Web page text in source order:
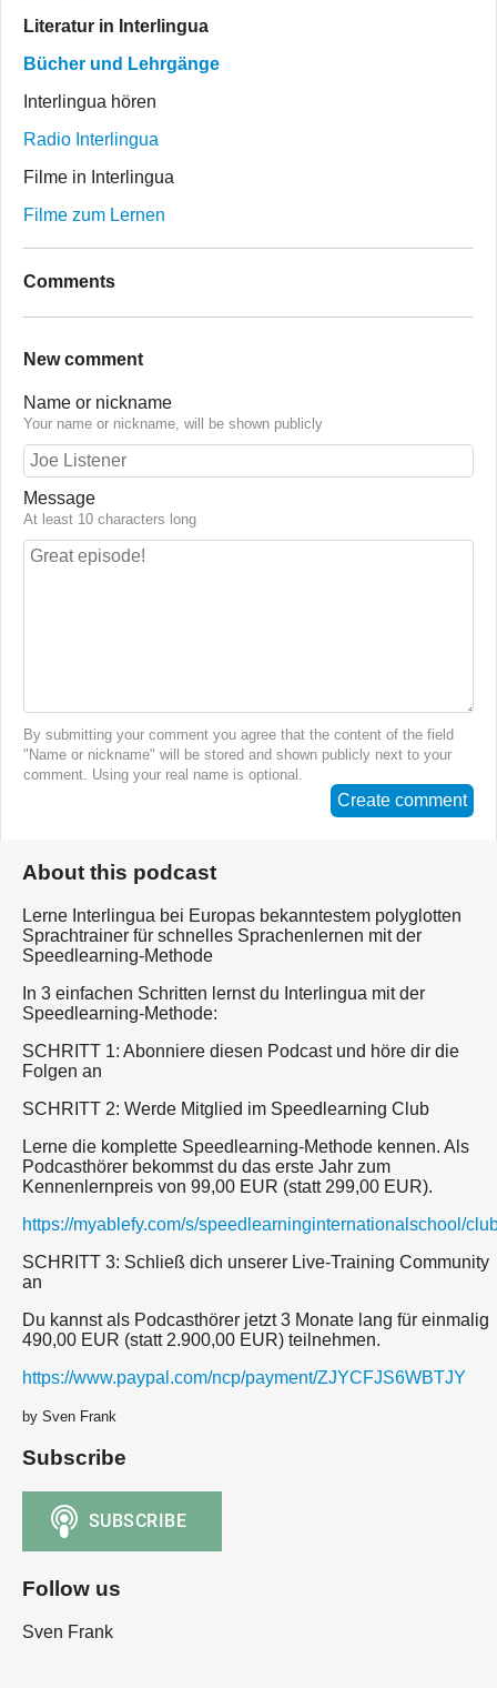
Literatur in Interlingua
Bücher und Lehrgänge
Interlingua hören
Radio Interlingua
Filme in Interlingua
Filme zum Lernen
Comments
New comment
Name or nickname
Your name or nickname, will be shown publicly
Message
At least 10 characters long
By submitting your comment you agree that the content of the field
"Name or nickname" will be stored and shown publicly next to your
comment. Using your real name is optional.
Create comment
About this podcast
Lerne Interlingua bei Europas bekanntestem polyglotten
Sprachtrainer für schnelles Sprachenlernen mit der
Speedlearning-Methode
In 3 einfachen Schritten lernst du Interlingua mit der
Speedlearning-Methode:
SCHRITT 1: Abonniere diesen Podcast und höre dir die
Folgen an
SCHRITT 2: Werde Mitglied im Speedlearning Club
Lerne die komplette Speedlearning-Methode kennen. Als
Podcasthörer bekommst du das erste Jahr zum
Kennenlernpreis von 99,00 EUR (statt 299,00 EUR).
https://myablefy.com/s/speedlearninginternationalschool/
SCHRITT 3: Schließ dich unserer Live-Training Community
an
Du kannst als Podcasthörer jetzt 3 Monate lang für einmalig
490,00 EUR (statt 2.900,00 EUR) teilnehmen.
https://www.paypal.com/ncp/payment/ZJYCFJS6WBTJY
by Sven Frank
Subscribe
Follow us
Sven Frank